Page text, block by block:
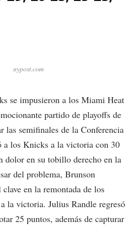
nypost.com
se impusieron a los Miami Heat
partido de playoffs de
las semifinales de la Conferencia
a los Knicks a la victoria con 30
dolor en su tobillo derecho en la
del problema, Brunson
clave en la remontada de los
la victoria. Julius Randle regresó
25 puntos, además de capturar